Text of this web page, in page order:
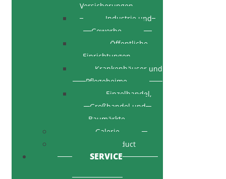
Versicherungen
Industrie und
Gewerbe
Öffentliche
Einrichtungen
Krankenhäuser und
Pflegeheime
Einzelhandel,
Großhandel und
Baumärkte
Galerie
Code of Conduct
SERVICE